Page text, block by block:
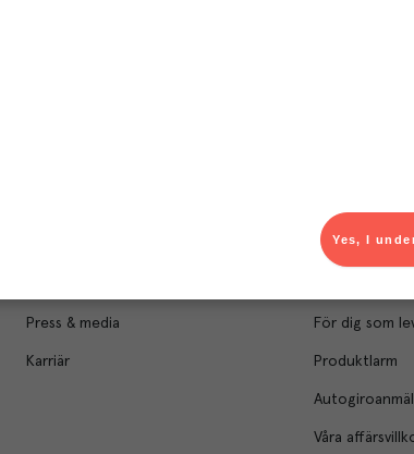
Press & media
Karriär
Kundservice
Säljavdelning
För dig som
Produktlarm
Våra
Yes, I